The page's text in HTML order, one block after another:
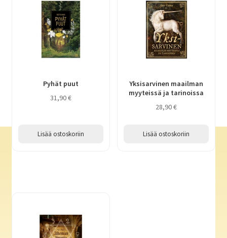
Pyhät puut
31,90€
Lisää ostoskoriin
Yksisarvinen maailman
myyteissä ja tarinoissa
28,90€
Lisää ostoskoriin